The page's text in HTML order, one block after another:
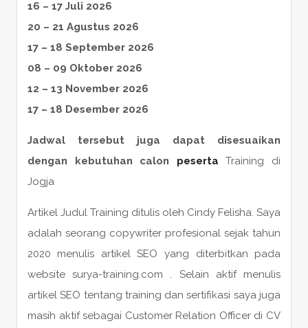
16 – 17 Juli 2026
20 – 21 Agustus 2026
17 – 18 September 2026
08 – 09 Oktober 2026
12 – 13 November 2026
17 – 18 Desember 2026
Jadwal tersebut juga dapat disesuaikan
dengan kebutuhan calon
peserta Training di
Jogja
Artikel Judul Training ditulis oleh Cindy Felisha. Saya
adalah seorang copywriter profesional sejak tahun
2020 menulis artikel SEO yang diterbitkan pada
website surya-training.com . Selain aktif menulis
artikel SEO tentang training dan sertifikasi saya juga
masih aktif sebagai Customer Relation Officer di CV